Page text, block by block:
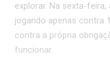
explorar. Na sexta-
jogando apenas contra
contra a própria
funcionar.